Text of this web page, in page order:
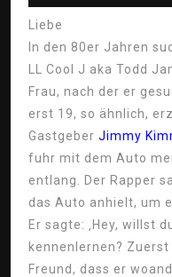
Liebe
In den 80er Jahren
LL Cool J aka Todd
Frau, nach der er
erst 19, so ähnlich,
Gastgeber Jimmy
fuhr mit dem Auto
entlang. Der Rapper
das Auto anhielt, um
Er sagte: ‚Hey, willst
kennenlernen?
Freund, dass er